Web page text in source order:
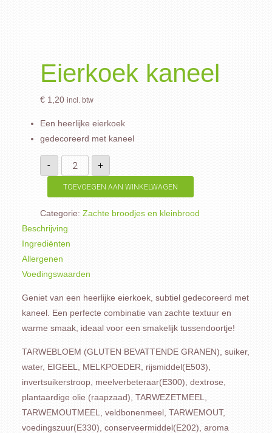
Eierkoek kaneel
€1,20 incl. btw
Een heerlijke eierkoek
gedecoreerd met kaneel
-
Eierkoek
kaneel
aantal
+
TOEVOEGEN AAN WINKELWAGEN
Categorie: Zachte broodjes en kleinbrood
Beschrijving
Ingrediënten
Allergenen
Voedingswaarden
Geniet van een heerlijke eierkoek, subtiel gedecoreerd met
kaneel. Een perfecte combinatie van zachte textuur en
warme smaak, ideaal voor een smakelijk tussendoortje!
TARWEBLOEM (GLUTEN BEVATTENDE GRANEN), suiker,
water, EIGEEL, MELKPOEDER, rijsmiddel(E503),
invertsuikerstroop, meelverbeteraar(E300), dextrose,
plantaardige olie (raapzaad), TARWEZETMEEL,
TARWEMOUTMEEL, veldbonenmeel, TARWEMOUT,
voedingszuur(E330), conserveermiddel(E202), aroma